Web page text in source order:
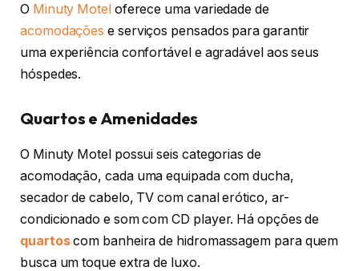
O Minuty Moteloferece uma variedade de
acomodações e serviços pensados para garantir
uma experiência confortável e agradável aos seus
hóspedes.
Quartos e Amenidades
O Minuty Motel possui seis categorias de
acomodação, cada uma equipada com ducha,
secador de cabelo, TV com canal erótico, ar-
condicionado e som com CD player. Há opções de
quartoscom banheira de hidromassagem para quem
busca um toque extra de luxo.